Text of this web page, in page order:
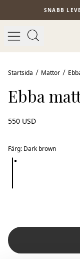
Hoppa till SNABB
Startsida Mattor
Ebba
550 USD
Färg: Dark brown